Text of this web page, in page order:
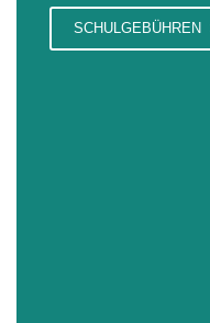
SCHULGEBÜHREN